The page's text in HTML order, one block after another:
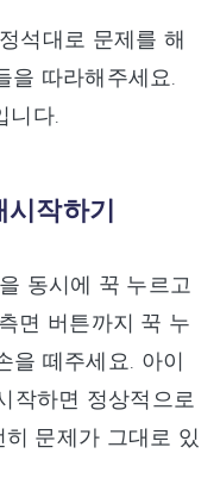
석대로 문제를 해
따라해주세요.
니다.
시작하기
동시에 꾹 누르고
면 버튼까지 꾹 누
을 떼주세요. 아이
작하면 정상적으로
문제가 그대로 있